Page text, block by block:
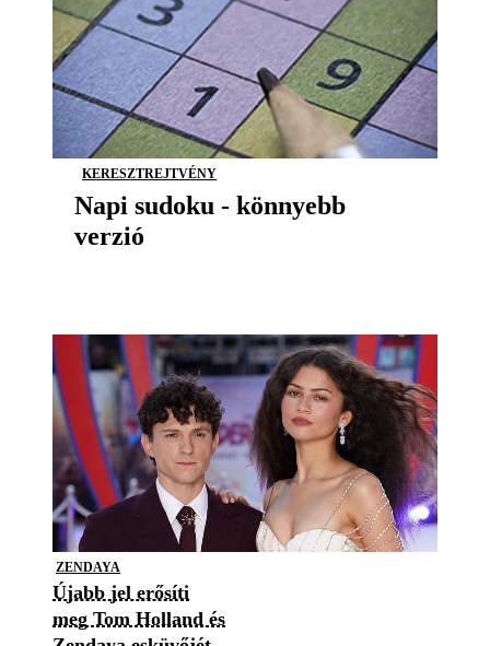
KERESZTREJTVÉNY
Napi sudoku - könnyebb
verzió
ZENDAYA
Újabb jel erősíti
meg Tom Holland és